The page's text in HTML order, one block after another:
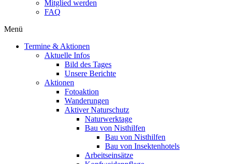
Mitglied werden
FAQ
Menü
Termine & Aktionen
Aktuelle Infos
Bild des Tages
Unsere Berichte
Aktionen
Fotoaktion
Wanderungen
Aktiver Naturschutz
Naturwerktage
Bau von Nisthilfen
Bau von Nisthilfen
Bau von Insektenhotels
Arbeitseinsätze